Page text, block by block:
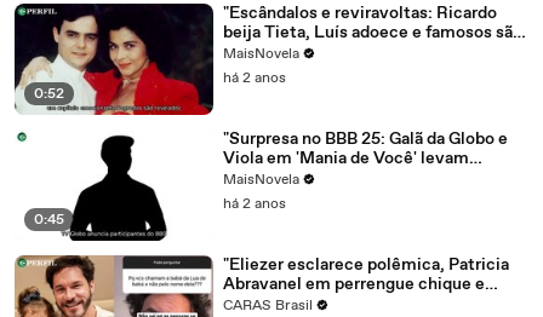
0:52
"Escândalos e reviravoltas: Ricardo
beija Tieta, Luís adoece e famosos são
revelados no BBB 25"
MaisNovela
há 2 anos
0:45
"Surpresa no BBB 25: Galã da Globo e
Viola em 'Mania de Você' levam
reviravoltas!"
MaisNovela
há 2 anos
"Eliezer esclarece polêmica, Patricia
Abravanel em perrengue chique e
Globo revela chamada do BBB 25"
CARAS Brasil